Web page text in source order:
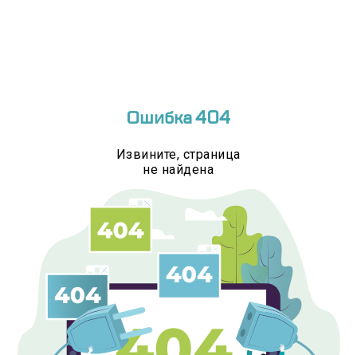
Ошибка 404
Извините, страница
не найдена